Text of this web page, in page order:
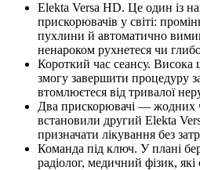
Elekta Versa HD. Це один із
прискорювачів у світі:
пухлини й автоматично
ненароком рухнетеся чи
Короткий час сеансу. Висока
змогу завершити процедуру
втомлюєтеся від тривалої
Два прискорювачі — жодних
встановили другий Elekta
призначати лікування без
Команда під ключ. У плані
радіолог, медичний фізик,